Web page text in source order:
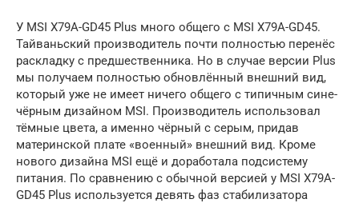
У MSI X79A-GD45 Plus много общего с MSI X79A-GD45.
Тайваньский производитель почти полностью перенёс
раскладку с предшественника. Но в случае версии Plus
мы получаем полностью обновлённый внешний вид,
который уже не имеет ничего общего с типичным сине-
чёрным дизайном MSI. Производитель использовал
тёмные цвета, а именно чёрный с серым, придав
материнской плате «военный» внешний вид. Кроме
нового дизайна MSI ещё и доработала подсистему
питания. По сравнению с обычной версией у MSI X79A-
GD45 Plus используется девять фаз стабилизатора